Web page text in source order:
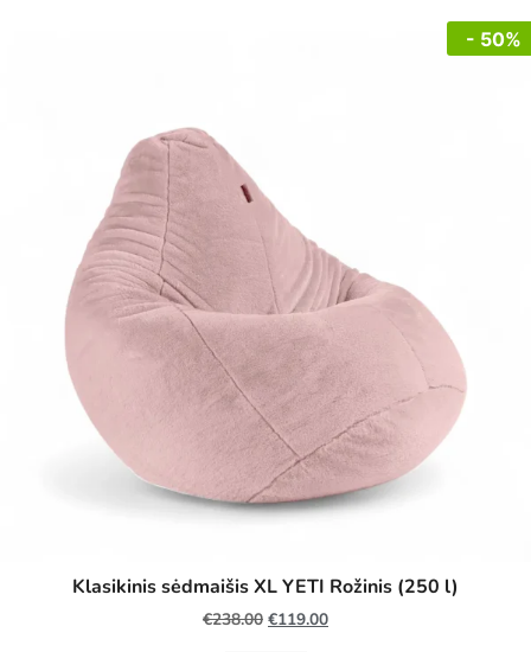
- 50%
Klasikinis sėdmaišis XL YETI Rožinis (250 l)
€238.00 €119.00